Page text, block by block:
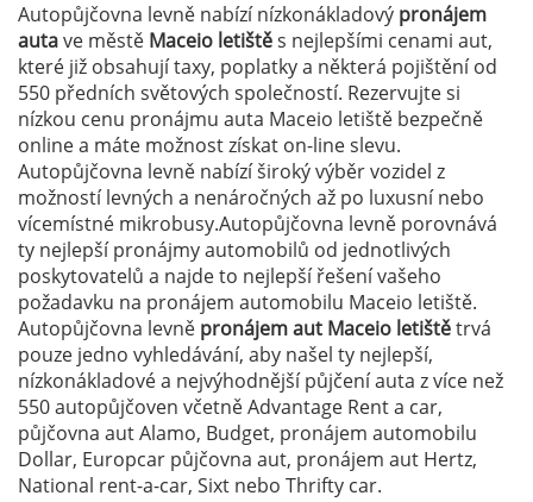
Autopůjčovna levně nabízí nízkonákladový pronájem
autave městě Maceio letištěs nejlepšími cenami aut,
které již obsahují taxy, poplatky a některá pojištění od
550 předních světových společností. Rezervujte si
nízkou cenu pronájmu auta Maceio letiště bezpečně
online a máte možnost získat on-line slevu.
Autopůjčovna levně nabízí široký výběr vozidel z
možností levných a nenáročných až po luxusní nebo
vícemístné mikrobusy.Autopůjčovna levně porovnává
ty nejlepší pronájmy automobilů od jednotlivých
poskytovatelů a najde to nejlepší řešení vašeho
požadavku na pronájem automobilu Maceio letiště.
Autopůjčovna levně pronájem aut Maceio letištětrvá
pouze jedno vyhledávání, aby našel ty nejlepší,
nízkonákladové a nejvýhodnější půjčení auta z více než
550 autopůjčoven včetně Advantage Rent a car,
půjčovna aut Alamo, Budget, pronájem automobilu
Dollar, Europcar půjčovna aut, pronájem aut Hertz,
National rent-a-car, Sixt nebo Thrifty car.